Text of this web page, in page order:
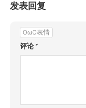
发表回复
OωO表情
评论*